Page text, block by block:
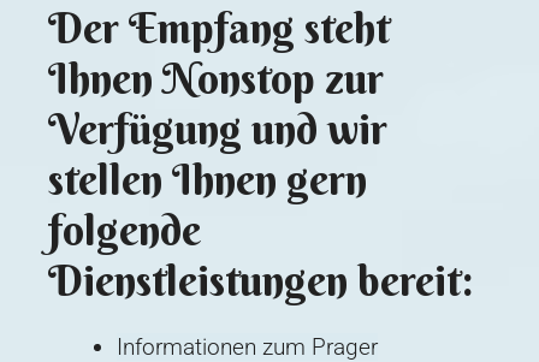
Der Empfang steht
Ihnen Nonstop zur
Verfügung und wir
stellen Ihnen gern
folgende
Dienstleistungen bereit:
Informationen zum Prager